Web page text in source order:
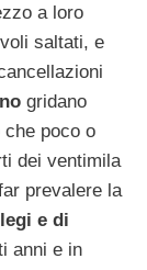
a loro
saltati, e
gridano
che poco o
dei ventimila
prevalere la
e di
anni e in